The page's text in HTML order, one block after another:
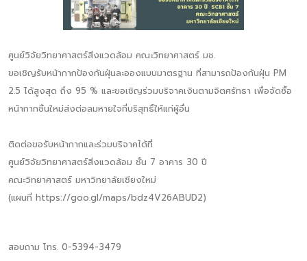
ศูนย์วิจัยวิทยาศาสตร์สิ่งแวดล้อม คณะวิทยาศาสตร์ มช.
ขอเชิญรับหน้ากากป้องกันฝุ่นละอองแบบมาตรฐาน ที่สามารถป้องกันฝุ่น PM
2.5 ได้สูงสุด ถึง 95 % และขอเชิญร่วมบริจาคเงินตามจิตศรัทธา เพื่อจัดซื้อ
หน้ากากชิ้นใหม่ส่งต่อลมหายใจที่บริสุทธิ์ให้แก่ผู้อื่น
ติดต่อขอรับหน้ากากและร่วมบริจาคได้ที่
ศูนย์วิจัยวิทยาศาสตร์สิ่งแวดล้อม ชั้น 7 อาคาร 30 ปี
คณะวิทยาศาสตร์ มหาวิทยาลัยเชียงใหม่
(แผนที่ https://goo.gl/maps/bdz4V26ABUD2)
สอบถาม โทร. 0-5394-3479